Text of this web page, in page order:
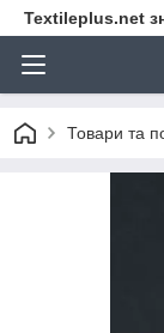
Textileplus.net
Товари та